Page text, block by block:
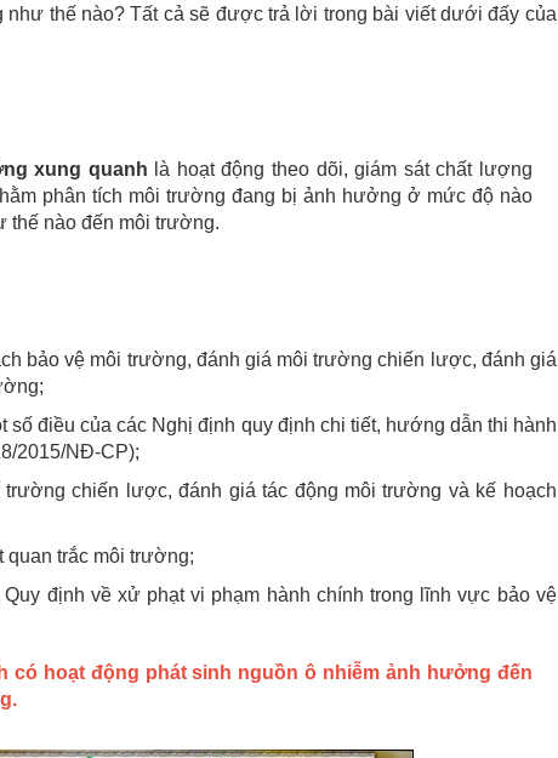
thế nào? Tất cả sẽ được trả lời trong bài viết dưới đấy của
xung quanh là hoạt động theo dõi, giám sát chất lượng
phân tích môi trường đang bị ảnh hưởng ở mức độ nào
thế nào đến môi trường.
bảo vệ môi trường, đánh giá môi trường chiến lược, đánh giá
điều của các Nghị định quy định chi tiết, hướng dẫn thi hành
2015/NĐ-CP);
chiến lược, đánh giá tác động môi trường và kế hoạch
quan trắc môi trường;
định về xử phạt vi phạm hành chính trong lĩnh vực bảo vệ
có hoạt động phát sinh nguồn ô nhiễm ảnh hưởng đến
.